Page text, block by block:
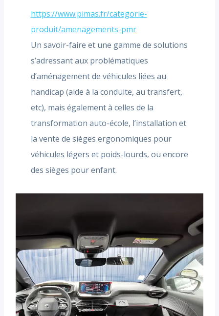
https://www.pimas.fr/categorie-
produit/amenagements-pmr
Un savoir-faire et une gamme de solutions
s’adressant aux problématiques
d’aménagement de véhicules liées au
handicap (aide à la conduite, au transfert,
etc), mais également à celles de la
transformation auto-école, l’installation et
la vente de sièges ergonomiques pour
véhicules légers et poids-lourds, ou encore
des sièges pour enfant.